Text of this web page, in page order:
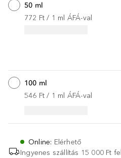
50 ml
772 Ft / 1 ml ÁFÁ-val
100 ml
546 Ft / 1 ml ÁFÁ-val
Online: Elérhető
Ingyenes szállítás 15 000 Ft